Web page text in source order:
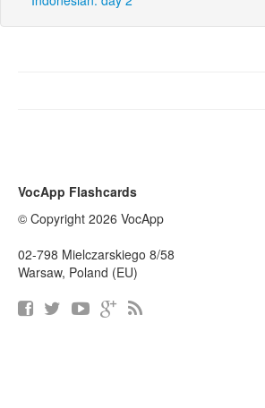
VocApp Flashcards
© Copyright 2026 VocApp
02-798 Mielczarskiego 8/58
Warsaw, Poland (EU)